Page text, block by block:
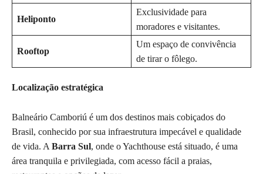
Heliponto
Exclusividade para
moradores e visitantes.
Rooftop
Um espaço de convivência
de tirar o fôlego.
Localização estratégica
Balneário Camboriú é um dos destinos mais cobiçados do
Brasil, conhecido por sua infraestrutura impecável e qualidade
de vida. A Barra Sul, onde o Yachthouse está situado, é uma
área tranquila e privilegiada, com acesso fácil a praias,